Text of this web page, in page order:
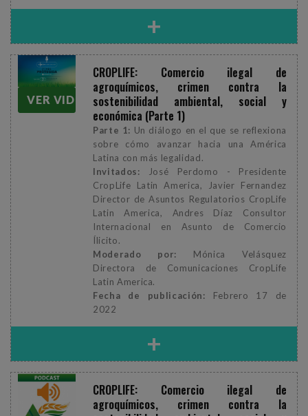
+
VER VIDEO
CROPLIFE: Comercio ilegal de
agroquímicos, crimen contra la
sostenibilidad ambiental, social y
económica (Parte 1)
Parte 1: Un diálogo en el que se reflexiona
sobre cómo avanzar hacia una América
Latina con más legalidad.
Invitados: José Perdomo - Presidente
CropLife Latin America, Javier Fernandez
Director de Asuntos Regulatorios CropLife
Latin America, Andres Díaz Consultor
Internacional en Asunto de Comercio
Ílicito.
Moderado por: Mónica Velásquez
Directora de Comunicaciones CropLife
Latin America.
Fecha de publicación: Febrero 17 de
2022
+
CROPLIFE: Comercio ilegal de
agroquímicos, crimen contra la